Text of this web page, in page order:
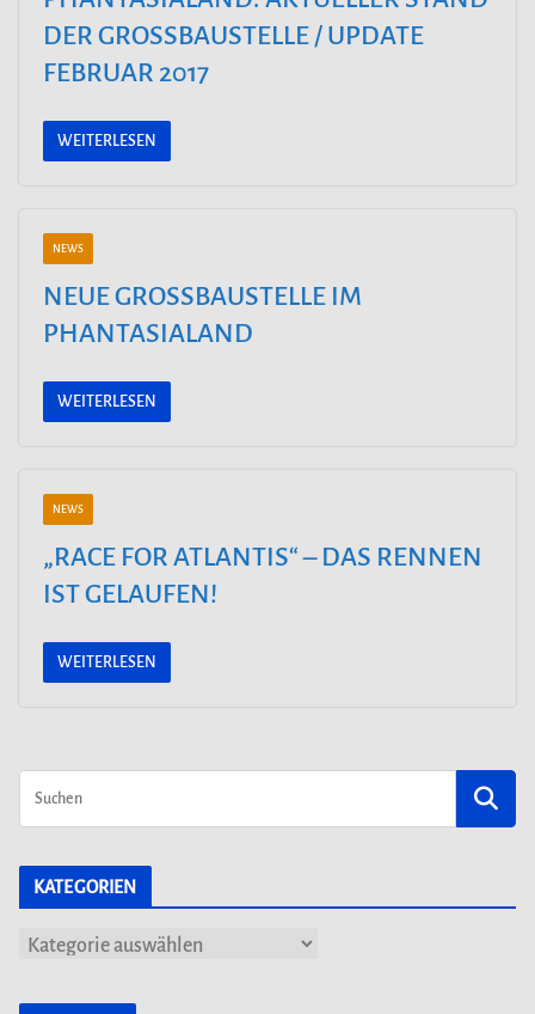
DER GROSSBAUSTELLE / UPDATE F
EBRUAR 2017
WEITERLESEN
NEWS
NEUE GROSSBAUSTELLE IM P
HANTASIALAND
WEITERLESEN
NEWS
„RACE FOR ATLANTIS“ – DAS RENNEN
IST GELAUFEN!
WEITERLESEN
KATEGORIEN
K